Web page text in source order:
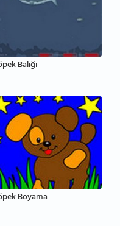
Balığı
Boyama